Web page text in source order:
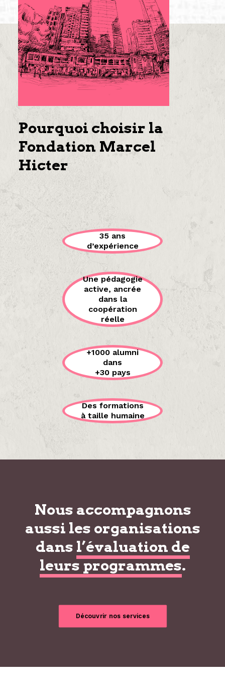
Pourquoi choisir la
Fondation Marcel
Hicter
35 ans
d’expérience
Une pédagogie
active, ancrée
dans la
coopération
réelle
+1000 alumni
dans
+30 pays
Des formations
à taille humaine
Nous accompagnons
aussi les organisations
dans l’évaluation de
leurs programmes.
Découvrir nos services